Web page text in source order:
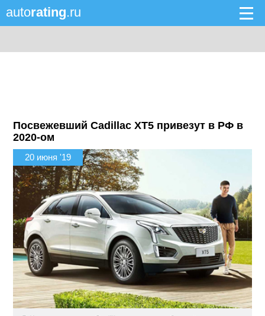
autorating.ru
Посвежевший Cadillac XT5 привезут в РФ в
2020-ом
20 июня '19